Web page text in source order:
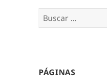
Buscar:
PÁGINAS